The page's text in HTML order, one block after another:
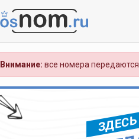
Внимание: все номера
ЗДЕСЬ